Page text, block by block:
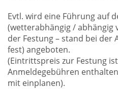
Evtl. wird eine Führung auf
(wetterabhängig / abhängig
der Festung – stand bei der
fest) angeboten.
(Eintrittspreis zur Festung
Anmeldegebühren
mit einplanen).